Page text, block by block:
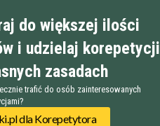
do większej ilości
i udzielaj korepetycji
zasadach
trafić do osób zainteresowanych
dla Korepetytora